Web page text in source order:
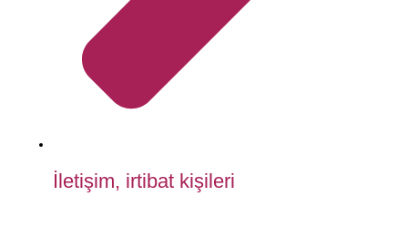
İletişim, irtibat kişileri